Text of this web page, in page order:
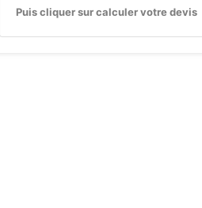
Puis cliquer sur calculer votre devis